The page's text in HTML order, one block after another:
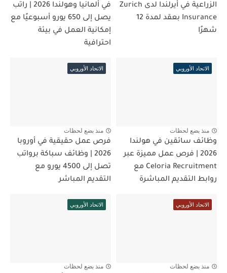
الزراعية في أيرلندا لدى Zurich
Insurance بعقد لمدة 12
شهرًا
في ألمانيا وهولندا 2026 | راتب
يصل إلى 650 يورو أسبوعيًا مع
إمكانية العمل في بيئة
احترافية
الاتحاد الأوروبي
منذ بضع لحظات
وظائف سائقين في هولندا
2026 | فرص عمل مميزة عبر
Celoria Recruitment مع
روابط التقديم المباشرة
الاتحاد الأوروبي
منذ بضع لحظات
فرص عمل حقيقية في أوروبا
2026 | وظائف سباكة برواتب
تصل إلى 4500 يورو مع
التقديم المباشر
الاتحاد الأوروبي
منذ بضع لحظات
الاتحاد الأوروبي
منذ بضع لحظات